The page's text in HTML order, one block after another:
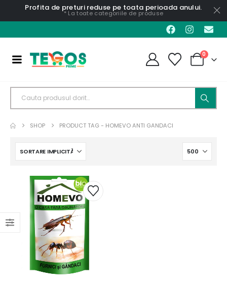
Profita de preturi reduse pe toata perioada anului.
* La toate categoriile de produse
0
SHOP PRODUCT TAG - HOMEVO ANTI GANDACI